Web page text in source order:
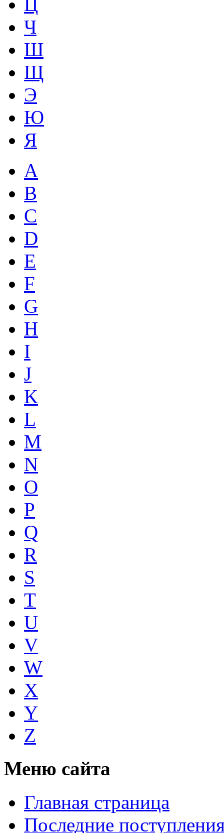
Ч
Ш
Щ
Э
Ю
Я
A
B
C
D
E
F
G
H
I
J
K
L
M
N
O
P
Q
R
S
T
U
V
W
X
Y
Z
Меню сайта
Главная страница
Последние